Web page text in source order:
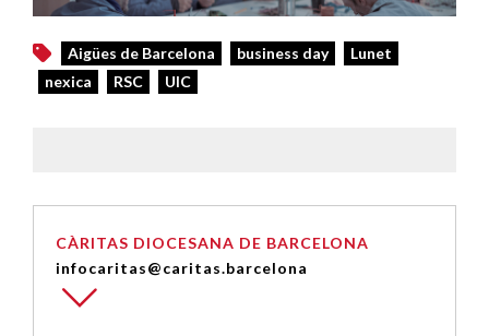
Aigües de Barcelona business day
Lunet
nexica
RSC UIC
CÀRITAS DIOCESANA DE BARCELONA
infocaritas@caritas.barcelona